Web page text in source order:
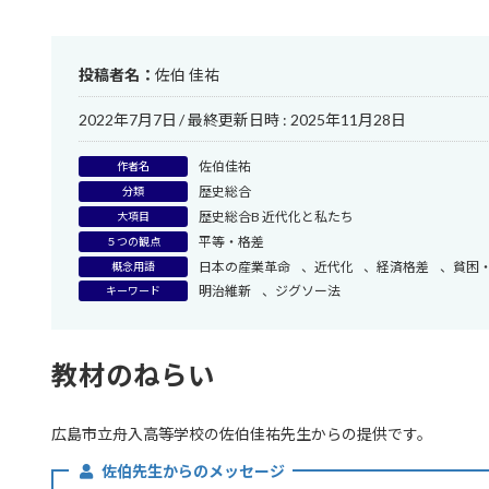
投稿者名： 佐伯 佳祐
2022年7月7日 / 最終更新日時 : 2025年11月28日
作者名 佐伯佳祐
分類 歴史総合
大項目 歴史総合B 近代化と私たち
５つの観点 平等・格差
概念用語 日本の産業革命 、 近代化 、経済格差 、 貧困
キーワード 明治維新 、 ジグソー法
教材のねらい
広島市立舟入高等学校の佐伯佳祐先生からの提供です。
佐伯先生からのメッセージ